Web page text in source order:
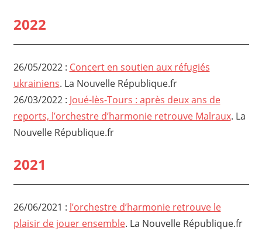
2022
26/05/2022 : Concert en soutien aux réfugiés
ukrainiens. La Nouvelle République.fr
26/03/2022 : Joué-lès-Tours : après deux ans de
reports, l’orchestre d’harmonie retrouve Malraux. La
Nouvelle République.fr
2021
26/06/2021 : l’orchestre d’harmonie retrouve le
plaisir de jouer ensemble. La Nouvelle République.fr